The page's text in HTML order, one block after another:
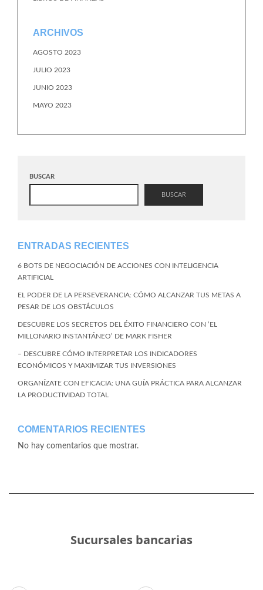
ARCHIVOS
AGOSTO 2023
JULIO 2023
JUNIO 2023
MAYO 2023
BUSCAR
BUSCAR
ENTRADAS RECIENTES
6 BOTS DE NEGOCIACIÓN DE ACCIONES CON INTELIGENCIA
ARTIFICIAL
EL PODER DE LA PERSEVERANCIA: CÓMO ALCANZAR TUS METAS A
PESAR DE LOS OBSTÁCULOS
DESCUBRE LOS SECRETOS DEL ÉXITO FINANCIERO CON ‘EL
MILLONARIO INSTANTÁNEO’ DE MARK FISHER
– DESCUBRE CÓMO INTERPRETAR LOS INDICADORES
ECONÓMICOS Y MAXIMIZAR TUS INVERSIONES
ORGANÍZATE CON EFICACIA: UNA GUÍA PRÁCTICA PARA ALCANZAR
LA PRODUCTIVIDAD TOTAL
COMENTARIOS RECIENTES
No hay comentarios que mostrar.
Sucursales bancarias